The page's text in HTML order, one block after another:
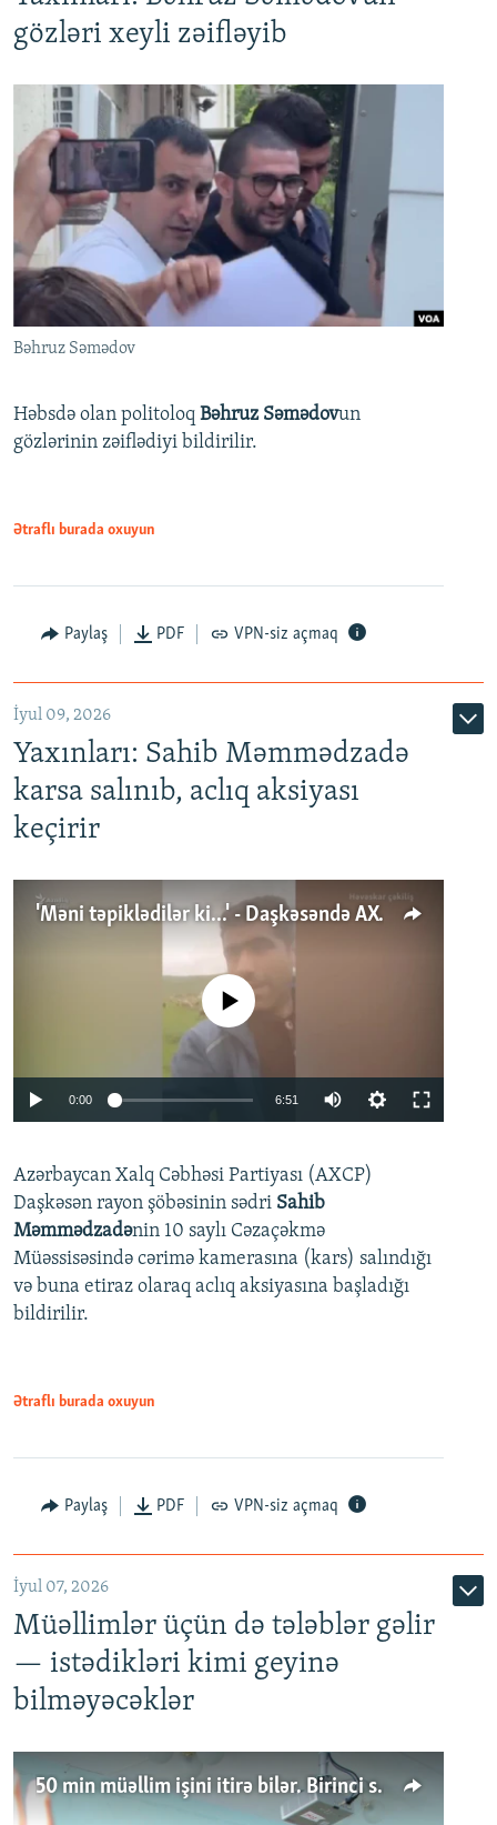
gözləri xeyli zəifləyib
Bəhruz Səmədov
Həbsdə olan politoloq Bəhruz Səmədovun
gözlərinin zəiflədiyi bildirilir.
Ətraflı burada oxuyun
Paylaş PDF VPN-siz açmaq
İyul 09, 2026
Yaxınları: Sahib Məmmədzadə
karsa salınıb, aclıq aksiyası
keçirir
'Məni təpiklədilər ki...' - Daşkəsəndə AXCP fəalının yaxınları onun həbsinə etiraz edirlər
Auto 240p 360p
720p 1080p
No media source currently available
0:00 6:51
360p
720p
1080p
Azərbaycan Xalq Cəbhəsi Partiyası (AXCP)
Daşkəsən rayon şöbəsinin sədri Sahib
Məmmədzadənin 10 saylı Cəzaçəkmə
Müəssisəsində cərimə kamerasına (kars) salındığı
və buna etiraz olaraq aclıq aksiyasına başladığı
bildirilir.
Ətraflı burada oxuyun
Paylaş PDF VPN-siz açmaq
İyul 07, 2026
Müəllimlər üçün də tələblər gəlir
— istədikləri kimi geyinə
bilməyəcəklər
50 min müəllim işini itirə bilər. Birinci sinfə gedənlər azalır